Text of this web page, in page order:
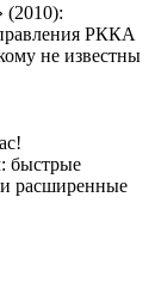
(2010):
РККА
не известны
быстрые
и расширенные